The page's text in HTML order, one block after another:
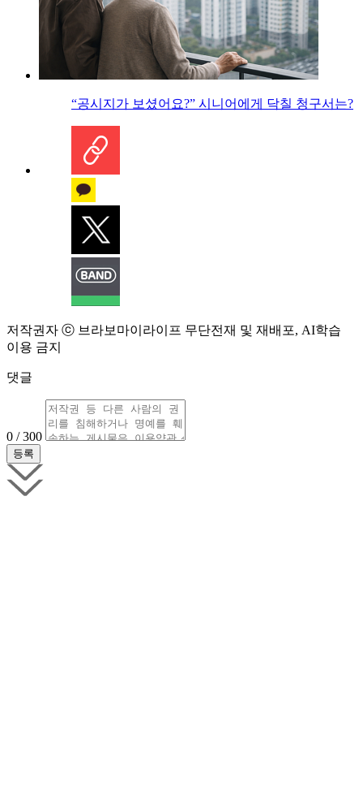
“공시지가 보셨어요?” 시니어에게 닥칠 청구서는?
저작권자 ⓒ 브라보마이라이프 무단전재 및 재배포, AI학습
이용 금지
댓글
0 / 300